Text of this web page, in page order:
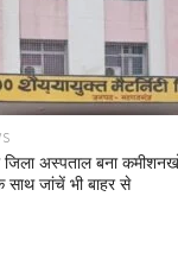
अस्पताल बना
साथ जांचें भी बाहर से